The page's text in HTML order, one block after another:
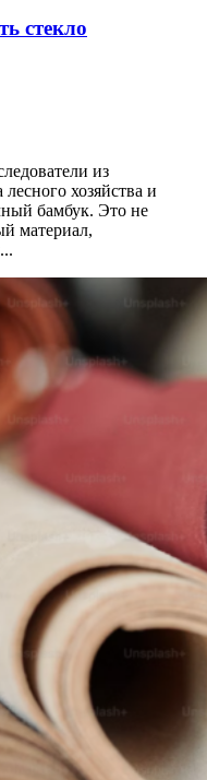
стекло
из
хозяйства и
бамбук. Это не
материал,